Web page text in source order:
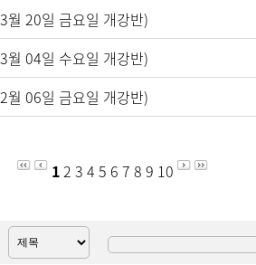
20일 금요일 개강반)
04일 수요일 개강반)
06일 금요일 개강반)
12 3 4 5 6 7 8 9 10